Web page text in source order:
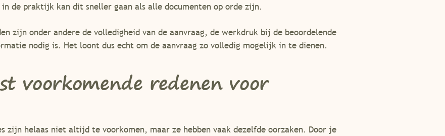
de praktijk kan dit sneller gaan als alle documenten op orde zijn.
zijn onder andere de volledigheid van de aanvraag, de werkdruk bij de beoordelende
nodig is. Het loont dus echt om de aanvraag zo volledig mogelijk in te dienen.
voorkomende redenen voor
zijn helaas niet altijd te voorkomen, maar ze hebben vaak dezelfde oorzaken. Door je